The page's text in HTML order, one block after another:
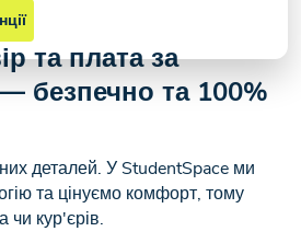
та плата за
безпечно та 100%
деталей. У StudentSpace ми
та цінуємо комфорт, тому
чи кур'єрів.